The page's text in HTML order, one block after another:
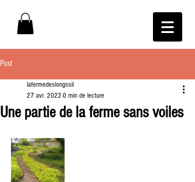
Post
Une partie de la ferme sans voiles
lafermedeslongssil
27 avr. 2022 0 min de lecture